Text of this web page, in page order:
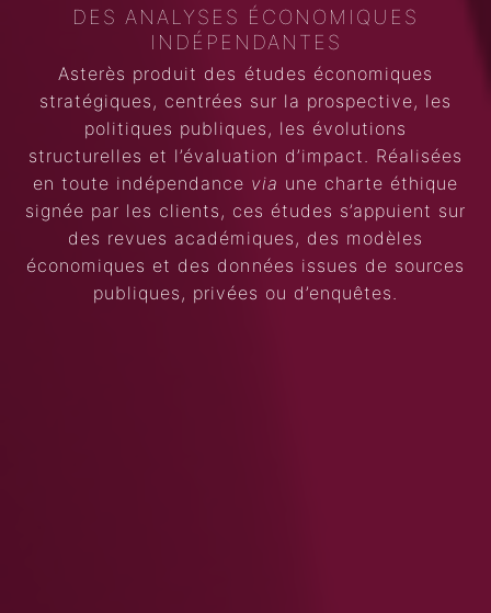
DES ANALYSES ÉCONOMIQUES
INDÉPENDANTES
Asterès produit des études économiques
stratégiques, centrées sur la prospective, les
politiques publiques, les évolutions
structurelles et l’évaluation d’impact. Réalisées
en toute indépendance via une charte éthique
signée par les clients, ces études s’appuient sur
des revues académiques, des modèles
économiques et des données issues de sources
publiques, privées ou d’enquêtes.
Search
Rechercher